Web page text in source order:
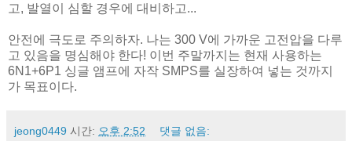
고, 발열이 심할 경우에 대비하고...
안전에 극도로 주의하자. 나는 300 V에 가까운 고전압을 다루
고 있음을 명심해야 한다! 이번 주말까지는 현재 사용하는
6N1+6P1 싱글 앰프에 자작 SMPS를 실장하여 넣는 것까지
가 목표이다.
jeong0449 시간: 오후 2:52 댓글 없음: